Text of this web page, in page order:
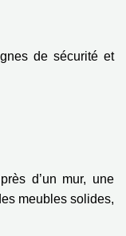
de sécurité et
d’un mur, une
meubles solides,